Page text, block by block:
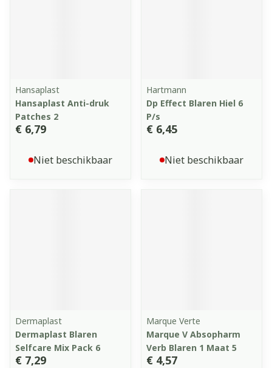
Hansaplast
Hansaplast Anti-druk
Patches 2
€ 6,79
Niet beschikbaar
Hartmann
Dp Effect Blaren Hiel 6
P/s
€ 6,45
Niet beschikbaar
Dermaplast
Dermaplast Blaren
Selfcare Mix Pack 6
€ 7,29
Marque Verte
Marque V Absopharm
Verb Blaren 1 Maat 5
€ 4,57